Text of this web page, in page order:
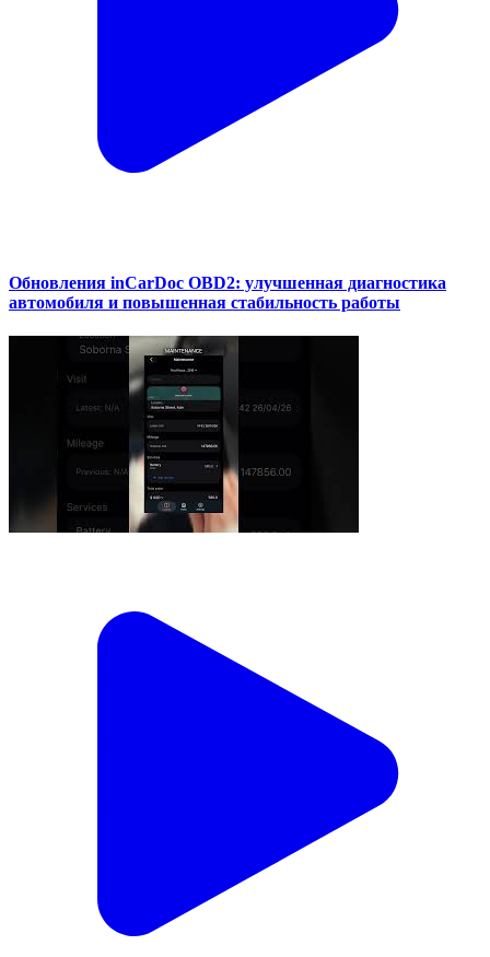
Обновления inCarDoc OBD2: улучшенная диагностика
автомобиля и повышенная стабильность работы